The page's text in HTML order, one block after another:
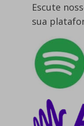
Escute
sua